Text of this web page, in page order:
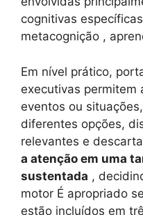
cognitivas
metacognição ,
Em nível prático,
executivas permitem
eventos ou
diferentes opções,
relevantes e
a atenção em uma
sustentada ,
motor É apropriado
estão incluídos em